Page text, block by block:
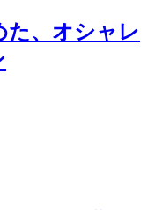
た、オシャレ